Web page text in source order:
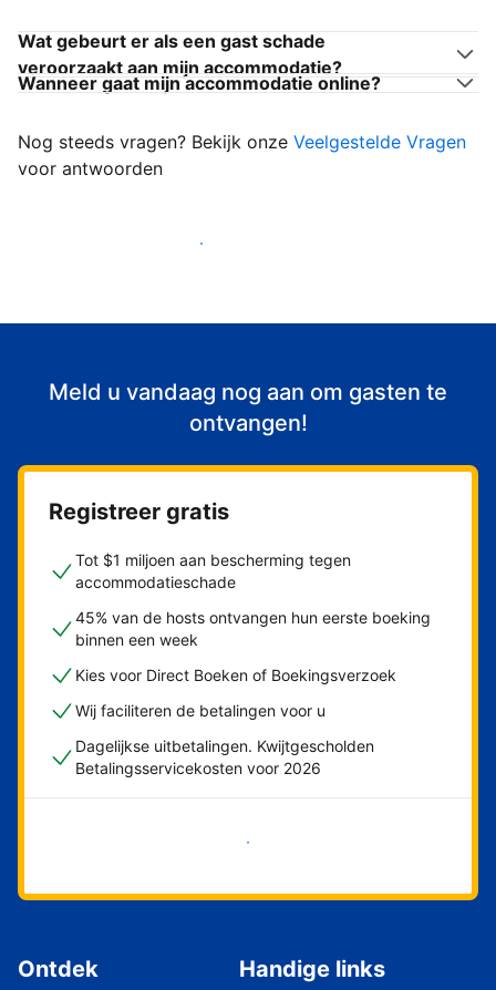
Wat gebeurt er als een gast schade
veroorzaakt aan mijn accommodatie?
Wanneer gaat mijn accommodatie online?
Nog steeds vragen? Bekijk onze Veelgestelde Vragen
voor antwoorden
Begin met het verwelkomen van gasten
Meld u vandaag nog aan om gasten te
ontvangen!
Registreer gratis
Tot $1 miljoen aan bescherming tegen
accommodatieschade
45% van de hosts ontvangen hun eerste boeking
binnen een week
Kies voor Direct Boeken of Boekingsverzoek
Wij faciliteren de betalingen voor u
Dagelijkse uitbetalingen. Kwijtgescholden
Betalingsservicekosten voor 2026
Nu meteen beginnen
Ontdek Handige links